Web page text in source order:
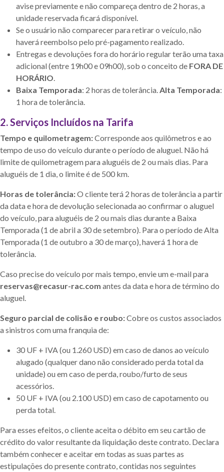
avise previamente e não compareça dentro de 2 horas, a
unidade reservada ficará disponível.
Se o usuário não comparecer para retirar o veículo, não
haverá reembolso pelo pré-pagamento realizado.
Entregas e devoluções fora do horário regular terão uma taxa
adicional (entre 19h00 e 09h00), sob o conceito de FORA DE
HORÁRIO.
Baixa Temporada: 2 horas de tolerância.Alta Temporada:
1 hora de tolerância.
2. Serviços Incluídos na Tarifa
Tempo e quilometragem:Corresponde aos quilômetros e ao
tempo de uso do veículo durante o período de aluguel. Não há
limite de quilometragem para aluguéis de 2 ou mais dias. Para
aluguéis de 1 dia, o limite é de 500 km.
Horas de tolerância:O cliente terá 2 horas de tolerância a partir
da data e hora de devolução selecionada ao confirmar o aluguel
do veículo, para aluguéis de 2 ou mais dias durante a Baixa
Temporada (1 de abril a 30 de setembro). Para o período de Alta
Temporada (1 de outubro a 30 de março), haverá 1 hora de
tolerância.
Caso precise do veículo por mais tempo, envie um e-mail para
reservas@recasur-rac.com antes da data e hora de término do
aluguel.
Seguro parcial de colisão e roubo:Cobre os custos associados
a sinistros com uma franquia de:
30 UF + IVA (ou 1.260 USD) em caso de danos ao veículo
alugado (qualquer dano não considerado perda total da
unidade) ou em caso de perda, roubo/furto de seus
acessórios.
50 UF + IVA (ou 2.100 USD) em caso de capotamento ou
perda total.
Para esses efeitos, o cliente aceita o débito em seu cartão de
crédito do valor resultante da liquidação deste contrato. Declara
também conhecer e aceitar em todas as suas partes as
estipulações do presente contrato, contidas nos seguintes